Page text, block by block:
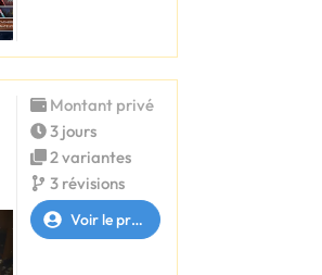
Montant privé
3 jours
2 variantes
3 révisions
Voir le profil